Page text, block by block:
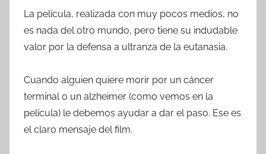
La película, realizada con muy pocos medios, no
es nada del otro mundo, pero tiene su indudable
valor por la defensa a ultranza de la eutanasia.
Cuando alguien quiere morir por un cáncer
terminal o un alzheimer (como vemos en la
película) le debemos ayudar a dar el paso. Ese es
el claro mensaje del film.